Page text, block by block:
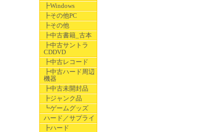
┣Windows
┣その他PC
┣その他
┣中古書籍_古本
┣中古サントラ
CDDVD
┣中古レコード
┣中古ハード周辺
機器
┣中古未開封品
┣ジャンク品
┗ゲームグッズ
ハード／サプライ
┣ハード